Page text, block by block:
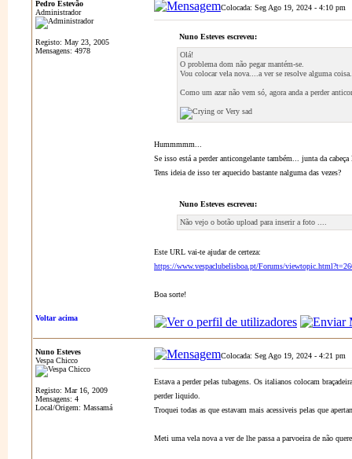
Pedro Estevão
Administrador
Registo: May 23, 2005
Mensagens: 4978
Colocada: Seg Ago 19, 2024 - 4:10 pm
Nuno Esteves escreveu:
Olá!
O problema dom não pegar mantém-se.
Vou colocar vela nova....a ver se resolve alguma coisa.
Como um azar não vem só, agora anda a perder
Hummmmm...
Se isso está a perder anticongelante também... junta da
Tens ideia de isso ter aquecido bastante nalguma das vezes?
Nuno Esteves escreveu:
Não vejo o botão upload para inserir a foto ....
Este URL vai-te ajudar de certeza:
https://www.vespaclubelisboa.pt/Forums/
Boa sorte!
Voltar acima
Nuno Esteves
Vespa Chicco
Registo: Mar 16, 2009
Mensagens: 4
Local/Origem: Massamá
Colocada: Seg Ago 19, 2024 - 4:21 pm
Estava a perder pelas tubagens. Os italianos colocam
perder liquido.
Troquei todas as que estavam mais acessiveis pelas que
Meti uma vela nova a ver de lhe passa a parvoeira de não